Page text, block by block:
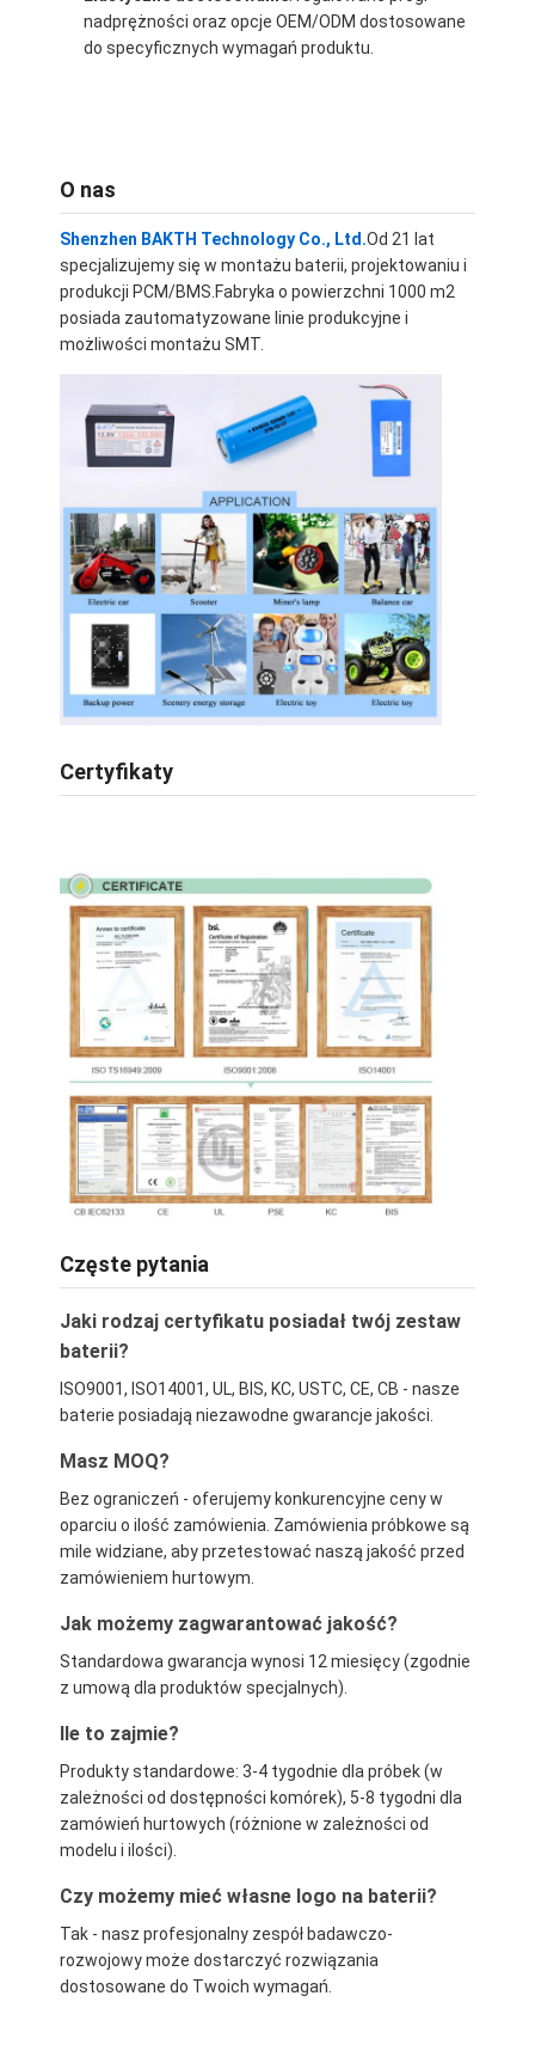
O nas
Skontaktuj się z nami
Aktualności
Sprawy
Rozmawiaj teraz.
Akumulator litowo-jonowy
Zestaw akumulatorów Li-polimerowych
Zestaw akumulatorów LiFePO4
akumulator o głębokim cyklu
BMS PCB PCM
Dostosowany zestaw akumulatorów
Zestaw baterii rowerowej
akumulator litowo-jonowy
Ładowarka do akumulatorów litowo-jonowych
nadprężności oraz opcje OEM/ODM dostosowane
do specyficznych wymagań produktu.
O nas
Shenzhen BAKTH Technology Co., Ltd.Od 21 lat
specjalizujemy się w montażu baterii, projektowaniu i
produkcji PCM/BMS.Fabryka o powierzchni 1000 m2
posiada zautomatyzowane linie produkcyjne i
możliwości montażu SMT.
Certyfikaty
Częste pytania
Jaki rodzaj certyfikatu posiadał twój zestaw
baterii?
ISO9001, ISO14001, UL, BIS, KC, USTC, CE, CB - nasze
baterie posiadają niezawodne gwarancje jakości.
Masz MOQ?
Bez ograniczeń - oferujemy konkurencyjne ceny w
oparciu o ilość zamówienia. Zamówienia próbkowe są
mile widziane, aby przetestować naszą jakość przed
zamówieniem hurtowym.
Jak możemy zagwarantować jakość?
Standardowa gwarancja wynosi 12 miesięcy (zgodnie
z umową dla produktów specjalnych).
Ile to zajmie?
Produkty standardowe: 3-4 tygodnie dla próbek (w
zależności od dostępności komórek), 5-8 tygodni dla
zamówień hurtowych (różnione w zależności od
modelu i ilości).
Czy możemy mieć własne logo na baterii?
Tak - nasz profesjonalny zespół badawczo-
rozwojowy może dostarczyć rozwiązania
dostosowane do Twoich wymagań.